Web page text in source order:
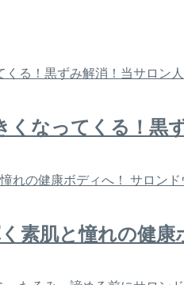
くなってくる！黒
素肌と憧れの健